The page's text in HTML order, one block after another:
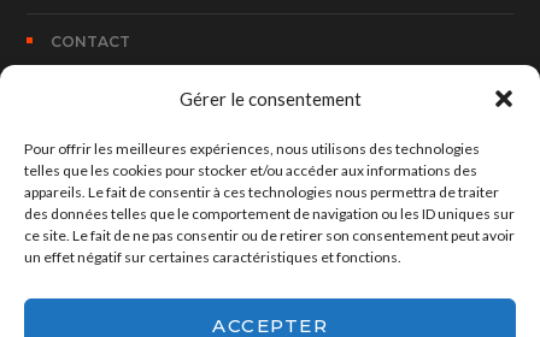
Gérer le consentement
Pour offrir les meilleures expériences, nous utilisons des technologies
telles que les cookies pour stocker et/ou accéder aux informations des
appareils. Le fait de consentir à ces technologies nous permettra de traiter
des données telles que le comportement de navigation ou les ID uniques sur
ce site. Le fait de ne pas consentir ou de retirer son consentement peut avoir
un effet négatif sur certaines caractéristiques et fonctions.
ACCEPTER
CONTACT
100, Rue Bombouaka 14 B.P. 170 Lomé – TOGO
hed@hedconsult.net